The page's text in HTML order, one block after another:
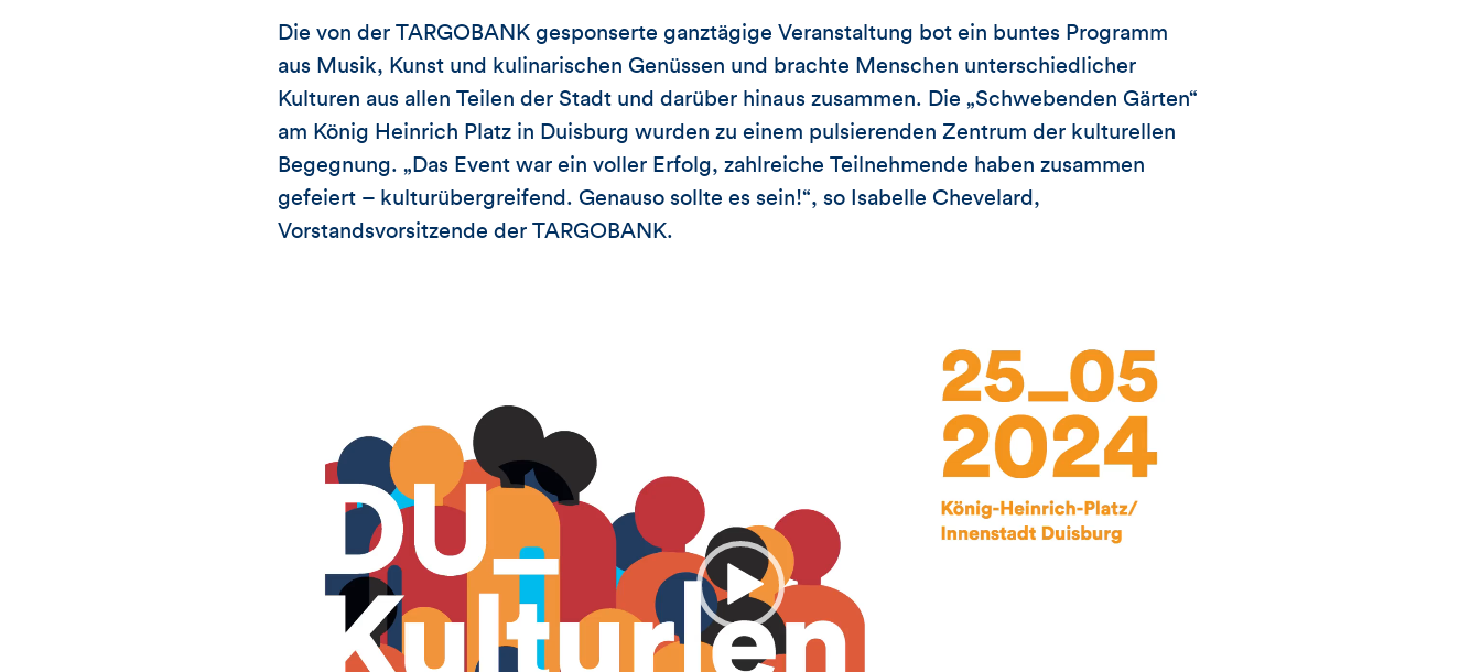
Die von der TARGOBANK gesponserte ganztägige Veranstaltung bot ein buntes Programm
aus Musik, Kunst und kulinarischen Genüssen und brachte Menschen unterschiedlicher
Kulturen aus allen Teilen der Stadt und darüber hinaus zusammen. Die „Schwebenden Gärten“
am König Heinrich Platz in Duisburg wurden zu einem pulsierenden Zentrum der kulturellen
Begegnung. „Das Event war ein voller Erfolg, zahlreiche Teilnehmende haben zusammen
gefeiert – kulturübergreifend. Genauso sollte es sein!“, so Isabelle Chevelard,
Vorstandsvorsitzende der TARGOBANK.